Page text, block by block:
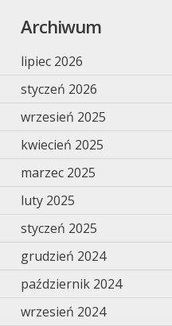
Archiwum
lipiec 2026
styczeń 2026
wrzesień 2025
kwiecień 2025
marzec 2025
luty 2025
styczeń 2025
grudzień 2024
październik 2024
wrzesień 2024